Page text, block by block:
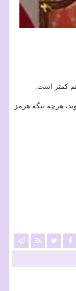
کمتر است.
هرچه تنگه هرمز